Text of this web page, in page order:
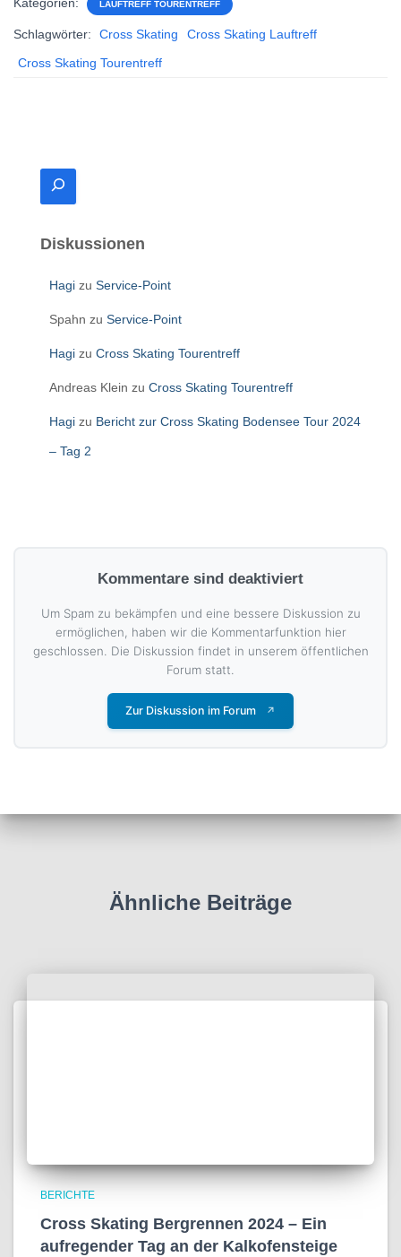
Kategorien: LAUFTREFF TOURENTREFF
Schlagwörter: Cross Skating
Cross Skating Lauftreff
Cross Skating Tourentreff
h
Diskussionen
Hagi zu Service-Point
Spahn zu Service-Point
Hagi zu Cross Skating Tourentreff
Andreas Klein zu Cross Skating Tourentreff
Hagi zu Bericht zur Cross Skating Bodensee Tour 2024
– Tag 2
Kommentare sind deaktiviert
Um Spam zu bekämpfen und eine bessere Diskussion zu
ermöglichen, haben wir die Kommentarfunktion hier
geschlossen. Die Diskussion findet in unserem öffentlichen
Forum statt.
Zur Diskussion im Forum ↗
Ähnliche Beiträge
BERICHTE
Cross Skating Bergrennen 2024 – Ein
aufregender Tag an der Kalkofensteige